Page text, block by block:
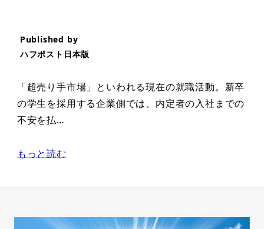
Published by
ハフポスト日本版
「超売り手市場」といわれる現在の就職活動。新卒
の学生を採用する企業側では、内定者の入社までの
不安を払…
もっと読む